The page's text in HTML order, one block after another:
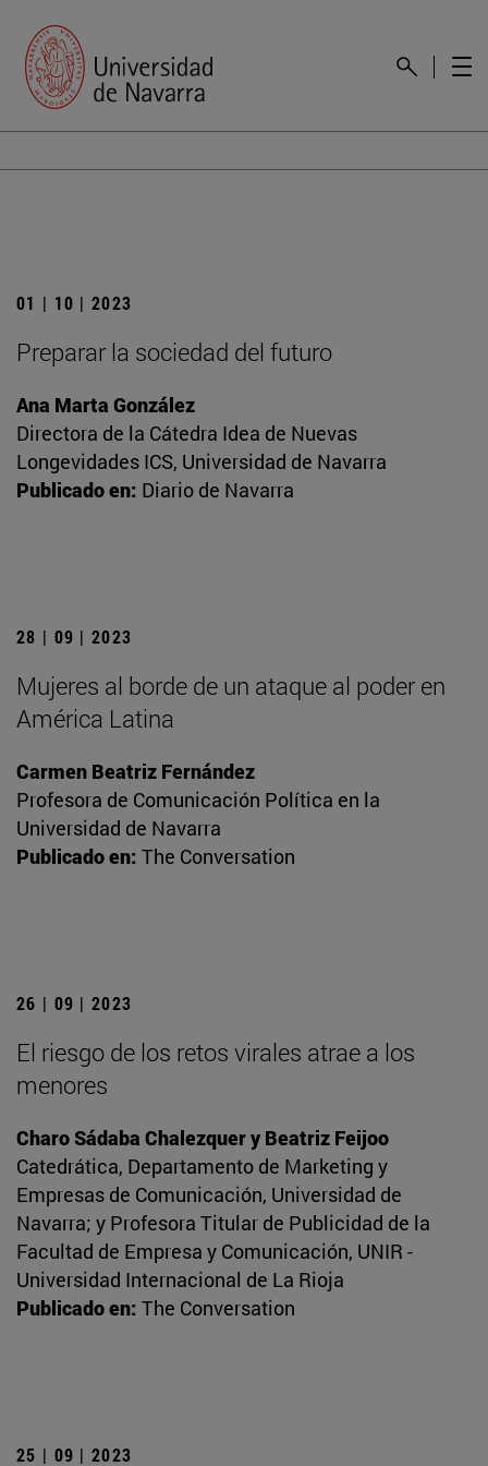
01 | 10 | 2023
Preparar la sociedad del futuro
Ana Marta González
Directora de la Cátedra Idea de Nuevas
Longevidades ICS, Universidad de Navarra
Publicado en: Diario de Navarra
28 | 09 | 2023
Mujeres al borde de un ataque al poder en
América Latina
Carmen Beatriz Fernández
Profesora de Comunicación Política en la
Universidad de Navarra
Publicado en: The Conversation
26 | 09 | 2023
El riesgo de los retos virales atrae a los
menores
Charo Sádaba Chalezquer y Beatriz Feijoo
Catedrática, Departamento de Marketing y
Empresas de Comunicación, Universidad de
Navarra; y Profesora Titular de Publicidad de la
Facultad de Empresa y Comunicación, UNIR -
Universidad Internacional de La Rioja
Publicado en: The Conversation
25 | 09 | 2023